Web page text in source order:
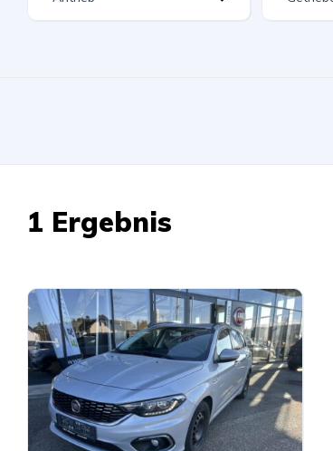
1 Ergebnis